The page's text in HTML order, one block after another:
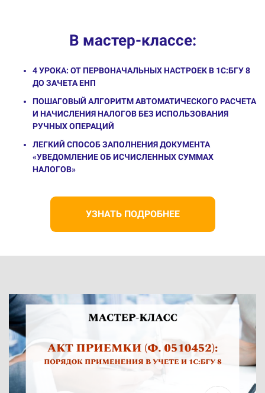
В мастер-классе:
4 УРОКА: ОТ ПЕРВОНАЧАЛЬНЫХ НАСТРОЕК В 1С:БГУ 8
ДО ЗАЧЕТА ЕНП
ПОШАГОВЫЙ АЛГОРИТМ АВТОМАТИЧЕСКОГО РАСЧЕТА
И НАЧИСЛЕНИЯ НАЛОГОВ БЕЗ ИСПОЛЬЗОВАНИЯ
РУЧНЫХ ОПЕРАЦИЙ
ЛЕГКИЙ СПОСОБ ЗАПОЛНЕНИЯ ДОКУМЕНТА
«УВЕДОМЛЕНИЕ ОБ ИСЧИСЛЕННЫХ СУММАХ
НАЛОГОВ»
УЗНАТЬ ПОДРОБНЕЕ